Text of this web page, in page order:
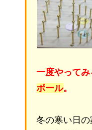
一度やって
ボール。
冬の寒い日